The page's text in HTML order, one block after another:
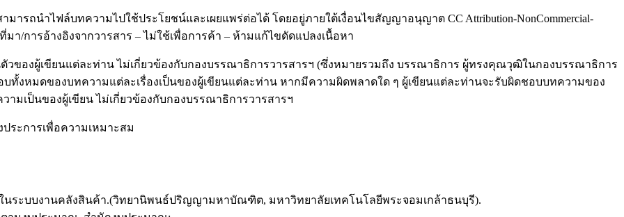
รถนำไฟล์บทความไปใช้ประโยชน์และเผยแพร่ต่อได้ โดยอยู่ภายใต้เงื่อนไขสัญญาอนุญาต CC Attribution-NonCommercial-
ที่มา/การอ้างอิงจากวารสาร – ไม่ใช้เพื่อการค้า – ห้ามแก้ไขดัดแปลงเนื้อหา
ของผู้เขียนแต่ละท่าน ไม่เกี่ยวข้องกับกองบรรณาธิการวารสารฯ (ซึ่งหมายรวมถึง บรรณาธิการ ผู้ทรงคุณวุฒิในกองบรรณาธิการ
ทั้งหมดของบทความแต่ละเรื่องเป็นของผู้เขียนแต่ละท่าน หากมีความผิดพลาดใด ๆ ผู้เขียนแต่ละท่านจะรับผิดชอบบทความของ
มเป็นของผู้เขียน ไม่เกี่ยวข้องกับกองบรรณาธิการวารสารฯ
ระการเพื่อความเหมาะสม
นระบบงานคลังสินค้า.(วิทยานิพนธ์ปริญญามหาบัณฑิต, มหาวิทยาลัยเทคโนโลยีพระจอมเกล้าธนบุรี).